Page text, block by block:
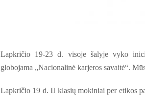
Lapkričio 19-23 d. visoje šalyje vyko
globojama „Nacionalinė karjeros savaitė“.
Lapkričio 19 d. II klasių mokiniai per etikos